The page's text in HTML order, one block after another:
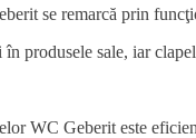
se remarcă prin
produsele sale, iar
WC Geberit este